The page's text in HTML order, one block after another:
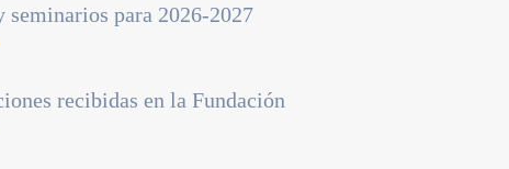
seminarios para 2026-2027
recibidas en la Fundación